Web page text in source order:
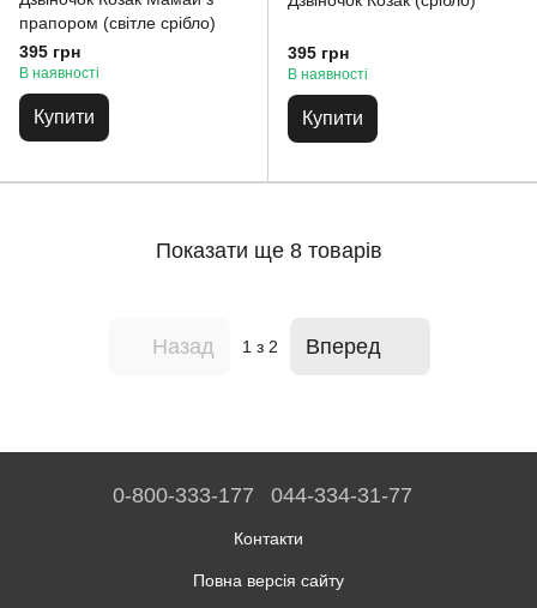
прапором (світле срібло)
395 грн
В наявності
Купити
395 грн
В наявності
Купити
Показати ще 8 товарів
Назад 1 з 2 Вперед
0-800-333-177 044-334-31-77
Контакти
Повна версія сайту